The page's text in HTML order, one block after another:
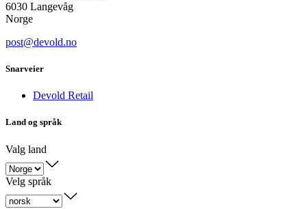
6030 Langevåg
Norge
post@devold.no
Snarveier
Devold Retail
Land og språk
Valg land
Velg språk